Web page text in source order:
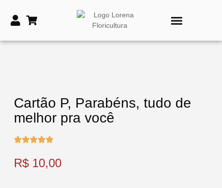
Cartão P, Parabéns, tudo de
melhor pra você
R$ 10,00